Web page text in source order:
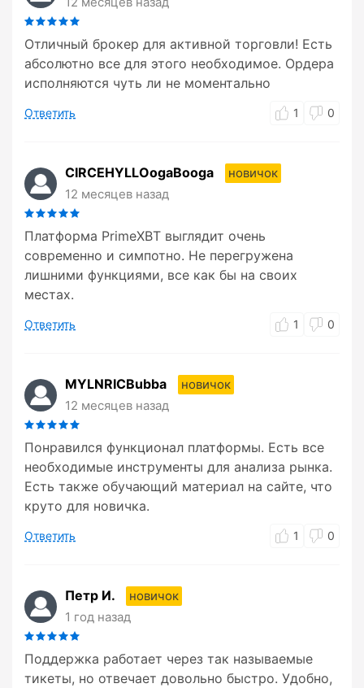
Отличный брокер для активной торговли! Есть
абсолютно все для этого необходимое. Ордера
исполняются чуть ли не моментально
Ответить 1 0
CIRCEHYLLOogaBooga
новичок
12 месяцев назад
Платформа PrimeXBT выглядит очень
современно и симпотно. Не перегружена
лишними функциями, все как бы на своих
местах.
Ответить 1 0
MYLNRICBubba
новичок
12 месяцев назад
Понравился функционал платформы. Есть все
необходимые инструменты для анализа рынка.
Есть также обучающий материал на сайте, что
круто для новичка.
Ответить 1 0
Петр И.
новичок
1 год назад
Поддержка работает через так называемые
тикеты, но отвечает довольно быстро. Удобно,